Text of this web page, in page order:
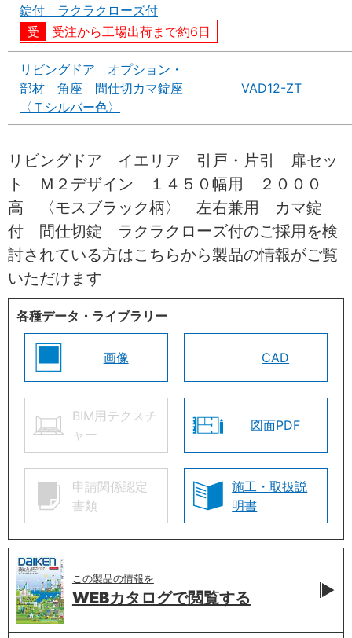
錠付 ラクラクローズ付
受注から工場出荷まで約6日
リビングドア オプション・
部材 角座 間仕切カマ錠座
〈Ｔシルバー色〉
VAD12-ZT
リビングドア イエリア 引戸・片引 扉セッ
ト Ｍ２デザイン １４５０幅用 ２０００
高 〈モスブラック柄〉 左右兼用 カマ錠
付 間仕切錠 ラクラクローズ付のご採用を検
討されている方はこちらから製品の情報がご覧
いただけます
各種データ・ライブラリー
画像 CAD
BIM用テクスチ
ャー
図面PDF
申請関係認定
書類
施工・取扱説
明書
この製品の情報を
WEBカタログで閲覧する